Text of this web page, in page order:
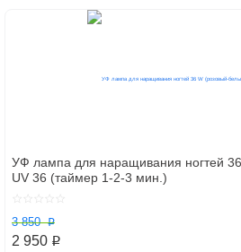
УФ лампа для наращивания ногтей
UV 36 (таймер 1-2-3 мин.)
3 850 p
2 950 p